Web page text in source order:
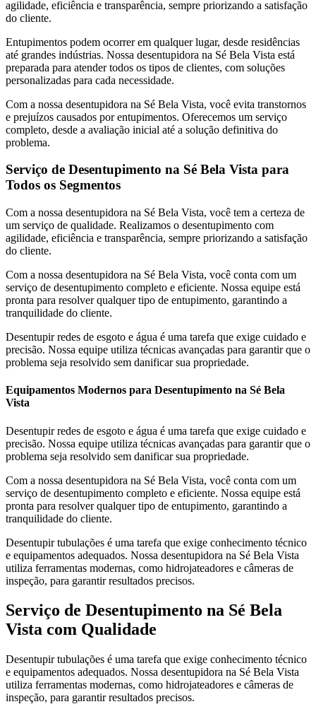
agilidade, eficiência e transparência, sempre priorizando a satisfação
do cliente.
Entupimentos podem ocorrer em qualquer lugar, desde residências
até grandes indústrias. Nossa desentupidora na Sé Bela Vista está
preparada para atender todos os tipos de clientes, com soluções
personalizadas para cada necessidade.
Com a nossa desentupidora na Sé Bela Vista, você evita transtornos
e prejuízos causados por entupimentos. Oferecemos um serviço
completo, desde a avaliação inicial até a solução definitiva do
problema.
Serviço de Desentupimento na Sé Bela Vista para
Todos os Segmentos
Com a nossa desentupidora na Sé Bela Vista, você tem a certeza de
um serviço de qualidade. Realizamos o desentupimento com
agilidade, eficiência e transparência, sempre priorizando a satisfação
do cliente.
Com a nossa desentupidora na Sé Bela Vista, você conta com um
serviço de desentupimento completo e eficiente. Nossa equipe está
pronta para resolver qualquer tipo de entupimento, garantindo a
tranquilidade do cliente.
Desentupir redes de esgoto e água é uma tarefa que exige cuidado e
precisão. Nossa equipe utiliza técnicas avançadas para garantir que o
problema seja resolvido sem danificar sua propriedade.
Equipamentos Modernos para Desentupimento na Sé Bela
Vista
Desentupir redes de esgoto e água é uma tarefa que exige cuidado e
precisão. Nossa equipe utiliza técnicas avançadas para garantir que o
problema seja resolvido sem danificar sua propriedade.
Com a nossa desentupidora na Sé Bela Vista, você conta com um
serviço de desentupimento completo e eficiente. Nossa equipe está
pronta para resolver qualquer tipo de entupimento, garantindo a
tranquilidade do cliente.
Desentupir tubulações é uma tarefa que exige conhecimento técnico
e equipamentos adequados. Nossa desentupidora na Sé Bela Vista
utiliza ferramentas modernas, como hidrojateadores e câmeras de
inspeção, para garantir resultados precisos.
Serviço de Desentupimento na Sé Bela
Vista com Qualidade
Desentupir tubulações é uma tarefa que exige conhecimento técnico
e equipamentos adequados. Nossa desentupidora na Sé Bela Vista
utiliza ferramentas modernas, como hidrojateadores e câmeras de
inspeção, para garantir resultados precisos.